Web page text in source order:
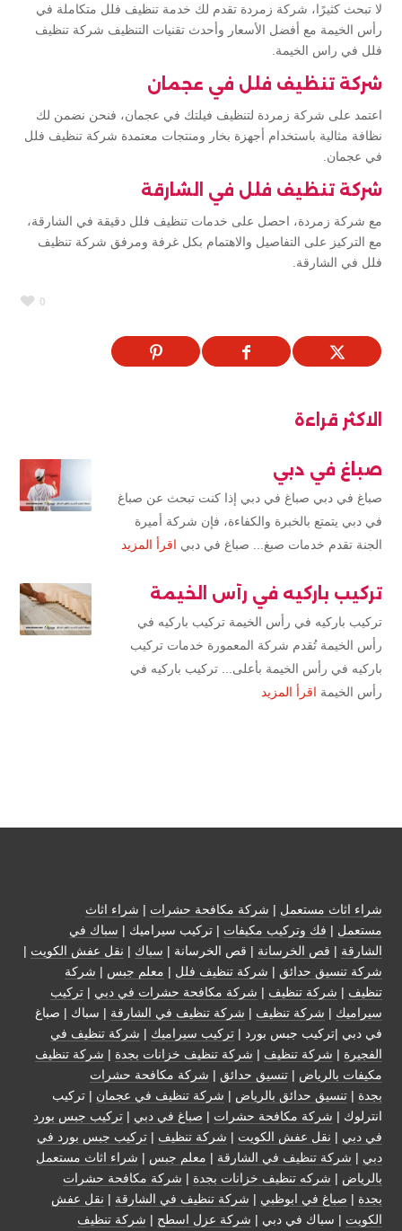
لا تبحث كثيرًا، شركة زمردة تقدم لك خدمة تنظيف فلل متكاملة في
رأس الخيمة مع أفضل الأسعار وأحدث تقنيات التنظيف شركة تنظيف
فلل في راس الخيمة.
شركة تنظيف فلل في عجمان
اعتمد على شركة زمردة لتنظيف فيلتك في عجمان، فنحن نضمن لك
نظافة مثالية باستخدام أجهزة بخار ومنتجات معتمدة شركة تنظيف فلل
في عجمان.
شركة تنظيف فلل في الشارقة
مع شركة زمردة، احصل على خدمات تنظيف فلل دقيقة في الشارقة،
مع التركيز على التفاصيل والاهتمام بكل غرفة ومرفق شركة تنظيف
فلل في الشارقة.
0
الاكثر قراءة
صباغ في دبي
صباغ في دبي صباغ في دبي إذا كنت تبحث عن صباغ
في دبي يتمتع بالخبرة والكفاءة، فإن شركة أميرة
الجنة تقدم خدمات صبغ... صباغ في دبي اقرأ المزيد
تركيب باركيه في رأس الخيمة
تركيب باركيه في رأس الخيمة تركيب باركيه في
رأس الخيمة تُقدم شركة المعمورة خدمات تركيب
باركيه في رأس الخيمة بأعلى... تركيب باركيه في
رأس الخيمة اقرأ المزيد
شراء اثاث مستعمل | شركة مكافحة حشرات | شراء اثاث
مستعمل | فك وتركيب مكيفات | تركيب سيراميك | سباك في
الشارقة | قص الخرسانة | قص الخرسانة | سباك | نقل عفش الكويت |
شركة تنسيق حدائق | شركة تنظيف فلل | معلم جبس | شركة
تنظيف | شركة تنظيف | شركة مكافحة حشرات في دبي | تركيب
سيراميك | شركة تنظيف | شركة تنظيف في الشارقة | سباك | صباغ
في دبي |تركيب جبس بورد | تركيب سيراميك | شركة تنظيف في
الفجيرة | شركة تنظيف | شركة تنظيف خزانات بجدة | شركة تنظيف
مكيفات بالرياض | تنسيق حدائق | شركة مكافحة حشرات
بجدة | تنسيق حدائق بالرياض | شركة تنظيف في عجمان | تركيب
انترلوك | شركة مكافحة حشرات | صباغ في دبي | تركيب جبس بورد
في دبي | نقل عفش الكويت | شركة تنظيف | تركيب جبس بورد في
دبي | شركة تنظيف في الشارقة | معلم جبس | شراء اثاث مستعمل
بالرياض | شركه تنظيف خزانات بجدة | شركة مكافحة حشرات
بجدة | صباغ في ابوظبي | شركة تنظيف في الشارقة | نقل عفش
الكويت | سباك في دبي | شركة عزل اسطح | شركة تنظيف